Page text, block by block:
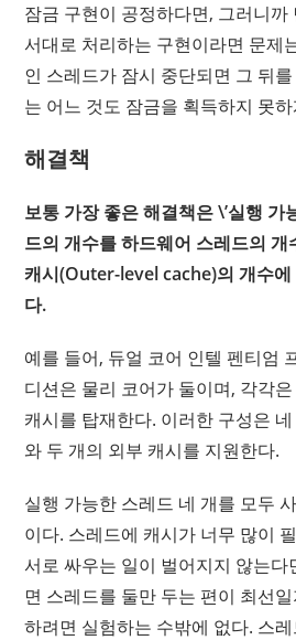
잠금 구현이 공정하다면, 그러니까
서대로 처리하는 구현이라면 문제
인 스레드가 잠시 중단되면 그 뒤
는 어느 것도 잠금을 획득하지 못
해결책
보통 가장 좋은 해결책은 \’실행
드의 개수를 하드웨어 스레드의
캐시(Outer-level cache)의 개수에
다.
예를 들어, 듀얼 코어 인텔 펜티엄
디션은 물리 코어가 둘이며, 각각
캐시를 탑재한다. 이러한 구성은
와 두 개의 외부 캐시를 지원한다.
실행 가능한 스레드 네 개를 모두
이다. 스레드에 캐시가 너무 많이
서로 싸우는 일이 벌어지지 않는
면 스레드를 둘만 두는 편이 최선
하려면 실험하는 수밖에 없다. 스